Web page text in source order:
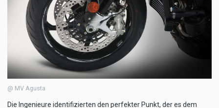
@ MV Agusta
Die Ingenieure identifizierten den perfekter Punkt, der es dem